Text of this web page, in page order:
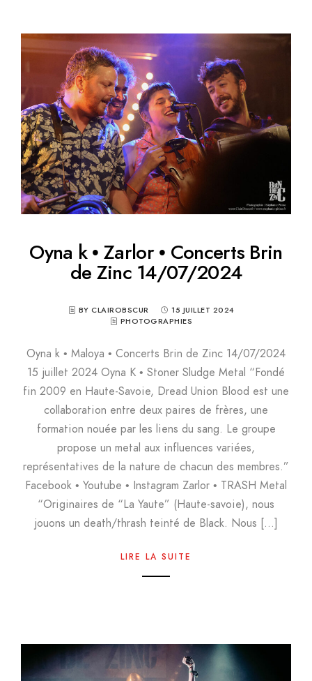
Oyna k • Zarlor • Concerts Brin
de Zinc 14/07/2024
BY CLAIROBSCUR
15 JUILLET 2024
PHOTOGRAPHIES
Oyna k • Maloya • Concerts Brin de Zinc 14/07/2024
15 juillet 2024 Oyna K • Stoner Sludge Metal “Fondé
fin 2009 en Haute-Savoie, Dread Union Blood est une
collaboration entre deux paires de frères, une
formation nouée par les liens du sang. Le groupe
propose un metal aux influences variées,
représentatives de la nature de chacun des membres.”
Facebook • Youtube • Instagram Zarlor • TRASH Metal
“Originaires de “La Yaute” (Haute-savoie), nous
jouons un death/thrash teinté de Black. Nous […]
LIRE LA SUITE